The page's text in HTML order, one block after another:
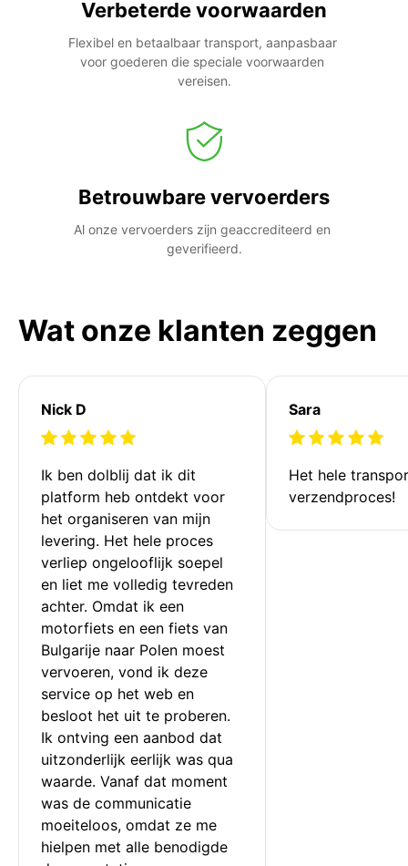
Verbeterde voorwaarden
Flexibel en betaalbaar transport, aanpasbaar
voor goederen die speciale voorwaarden
vereisen.
Betrouwbare vervoerders
Al onze vervoerders zijn geaccrediteerd en
geverifieerd.
Wat onze klanten zeggen
Nick D
Ik ben dolblij dat ik dit
platform heb ontdekt voor
het organiseren van mijn
levering. Het hele proces
verliep ongelooflijk soepel
en liet me volledig tevreden
achter. Omdat ik een
motorfiets en een fiets van
Bulgarije naar Polen moest
vervoeren, vond ik deze
service op het web en
besloot het uit te proberen.
Ik ontving een aanbod dat
uitzonderlijk eerlijk was qua
waarde. Vanaf dat moment
was de communicatie
moeiteloos, omdat ze me
hielpen met alle benodigde
Sara
Het hele
verzendproces!